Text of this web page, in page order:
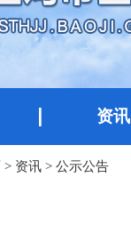
资讯
> 资讯 > 公示公告